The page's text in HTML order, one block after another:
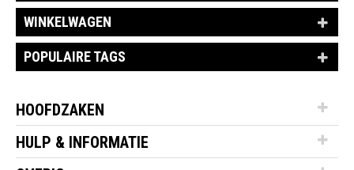
WINKELWAGEN
POPULAIRE TAGS
HOOFDZAKEN
HULP & INFORMATIE